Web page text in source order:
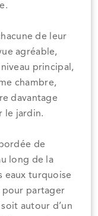
de leur
agréable,
principal,
chambre,
davantage
le jardin.
de
long de la
eaux turquoise
pour partager
autour d’un